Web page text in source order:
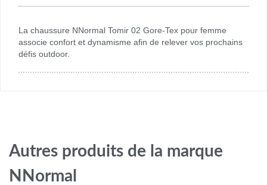
La chaussure NNormal Tomir 02 Gore-Tex pour femme
associe confort et dynamisme afin de relever vos prochains
défis outdoor.
Autres produits de la marque
NNormal